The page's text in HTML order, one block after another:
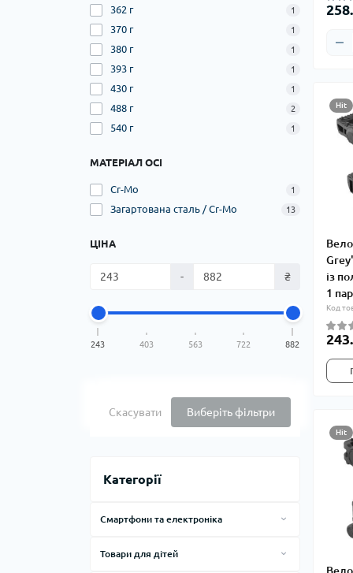
362 г 1
370 г 1
380 г 1
393 г 1
430 г 1
488 г 2
540 г 1
МАТЕРІАЛ ОСІ
Cr-Mo 1
Загартована сталь / Cr-Mo 13
ЦІНА
- ₴
243 403 563 722 882
Скасувати Виберіть фільтри
Категорії
Смартфони та електроніка
Товари для дітей
Hit
із
1
Код
Hit